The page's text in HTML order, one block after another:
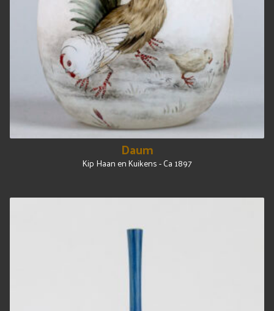
Daum
Kip Haan en Kuikens - Ca 1897